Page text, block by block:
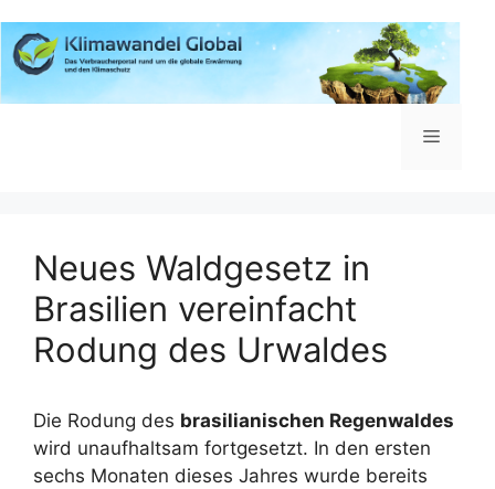
Inhalt
springen
Menü
Neues Waldgesetz in
Brasilien vereinfacht
Rodung des Urwaldes
Die Rodung des brasilianischen Regenwaldes
wird unaufhaltsam fortgesetzt. In den ersten
sechs Monaten dieses Jahres wurde bereits